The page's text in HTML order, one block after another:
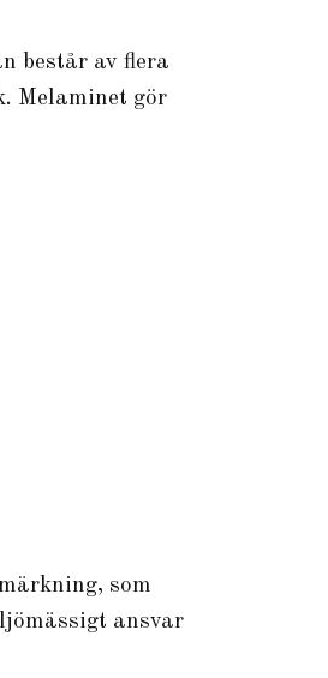
består av flera
Melaminet gör
som
ansvar